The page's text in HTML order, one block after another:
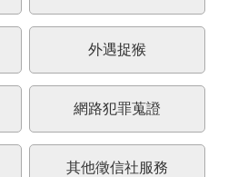
外遇捉猴
網路犯罪蒐證
其他徵信社服務